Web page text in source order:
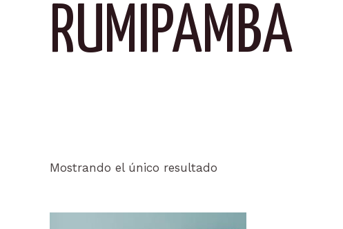
RUMIPAMBA
Mostrando el único resultado